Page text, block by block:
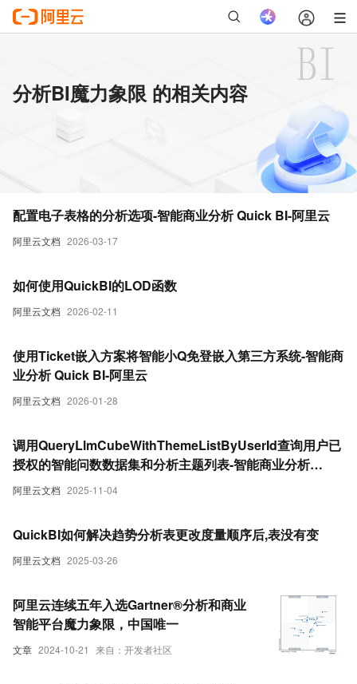
分析BI魔力象限 的相关内容
阿里云文档 2026-03-17
配置电子表格的分析选项-智能商业分析 Quick BI-阿里云
阿里云文档 2026-02-11
如何使用QuickBI的LOD函数
阿里云文档 2026-01-28
使用Ticket嵌入方案将智能小Q免登嵌入第三方系统-智能商
业分析 Quick BI-阿里云
阿里云文档 2025-11-04
调用QueryLlmCubeWithThemeListByUserId查询用户已
授权的智能问数数据集和分析主题列表-智能商业分析
Quick BI-阿里云
阿里云文档 2025-03-26
QuickBI如何解决趋势分析表更改度量顺序后,表没有变
文章 2024-10-21 来自：开发者社区
阿里云连续五年入选Gartner®分析和商业
智能平台魔力象限，中国唯一